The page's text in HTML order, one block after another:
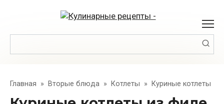
Главная » Вторые блюда » Котлеты » Куриные котлеты